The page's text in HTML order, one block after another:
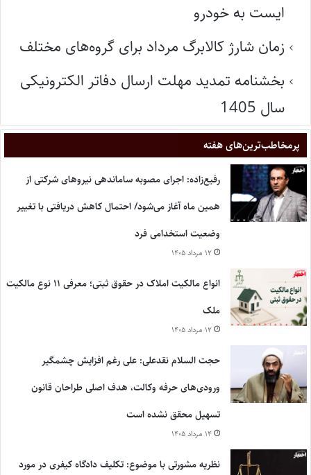
ایست به خودرو
زمان شارژ کالابرگ مرداد برای گروه‌های مختلف
بخشنامه تمدید مهلت ارسال دفاتر الکترونیکی
سال 1405
پر‌مخاطب‌ترین‌های هفته
رفیع‌زاده: اجرای مصوبه ساماندهی نیروهای شرکتی از
همین ماه آغاز می‌شود/ احتمال کاهش دریافتی با تغییر
وضعیت استخدامی فرد
۱۲ مرداد ۱۴۰۵
انواع مالکیت املاک در حقوق ثبتی؛ معرفی ۱۱ نوع مالکیت
ملک
۱۲ مرداد ۱۴۰۵
حجت السلام نقدعلی: علی رغم افزایش چشمگیر
ورودی‌های حرفه وکالت، هدف اصلی طراحان قانون
تسهیل محقق نشده است
۱۴ مرداد ۱۴۰۵
نظریه مشورتی با موضوع: تکلیف دادگاه کیفری در مورد